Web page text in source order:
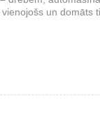
un domāts